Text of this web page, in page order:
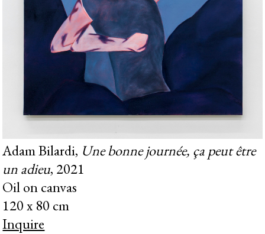
Adam Bilardi, Une bonne journée, ça peut être
un adieu, 2021
Oil on canvas
120 x 80 cm
Inquire